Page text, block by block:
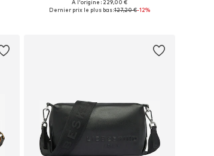
Tailles disponibles: One Size
À l'origine : 229,00 €
Dernier prix le plus bas :127,20 €-12%